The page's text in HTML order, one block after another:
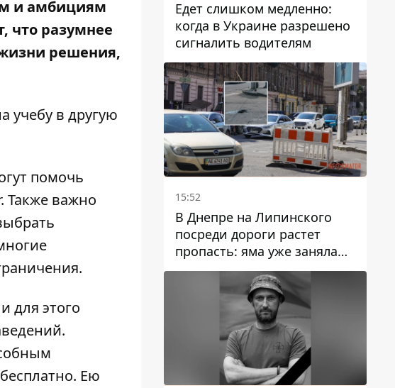
и амбициям
что разумнее
жизни решения,
учебу в другую
помочь
. Также важно
для этого
Ею
Едет слишком медленно:
когда в Украине разрешено
сигналить водителям
15:52
В Днепре на Липинского
посреди дороги растет
пропасть: яма уже заняла
полосу движения